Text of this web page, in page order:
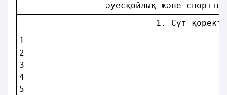
әуесқойлық және
1. Сүт
1
2
3
4
5